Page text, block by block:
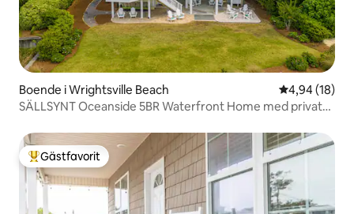
Boende i Wrightsville Beach 4,94 av 5 i
4,94 (18)
SÄLLSYNT Oceanside 5BR Waterfront Home med privat
Populär gästfavorit
Gästfavorit